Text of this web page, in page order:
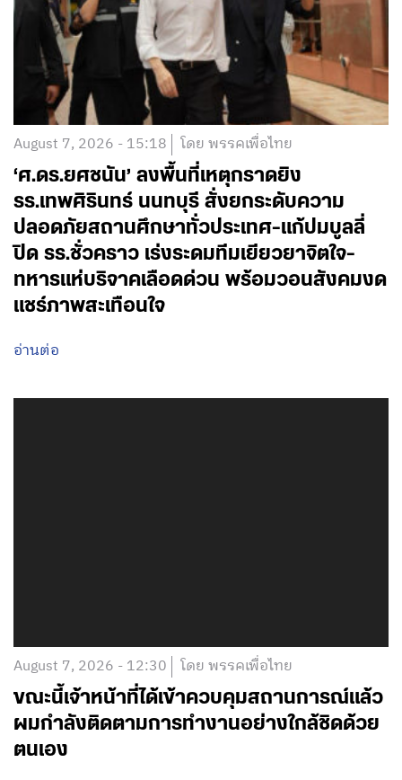
August 7, 2026 - 15:18 โดย พรรคเพื่อไทย
‘ศ.ดร.ยศชนัน’ ลงพื้นที่เหตุกราดยิง
รร.เทพศิรินทร์ นนทบุรี สั่งยกระดับความ
ปลอดภัยสถานศึกษาทั่วประเทศ-แก้ปมบูลลี่
ปิด รร.ชั่วคราว เร่งระดมทีมเยียวยาจิตใจ-
ทหารแห่บริจาคเลือดด่วน พร้อมวอนสังคมงด
แชร์ภาพสะเทือนใจ
อ่านต่อ
August 7, 2026 - 12:30 โดย พรรคเพื่อไทย
ขณะนี้เจ้าหน้าที่ได้เข้าควบคุมสถานการณ์แล้ว
ผมกำลังติดตามการทำงานอย่างใกล้ชิดด้วย
ตนเอง